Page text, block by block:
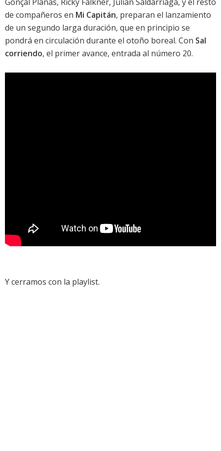
de compañeros en Mi Capitán, preparan el lanzamiento
de un segundo larga duración, que en principio se
pondrá en circulación durante el otoño boreal. Con Sal
corriendo, el primer avance, entrada al número 20.
Y cerramos con la playlist.